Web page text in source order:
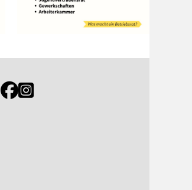
Link zur Jugendportal Facebookseite
Link zur Jugendportal Instagramseite